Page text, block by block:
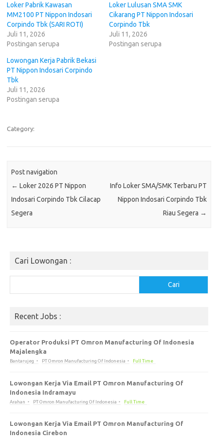
Loker Pabrik Kawasan
MM2100 PT Nippon Indosari
Corpindo Tbk (SARI ROTI)
Juli 11, 2026
Postingan serupa
Loker Lulusan SMA SMK
Cikarang PT Nippon Indosari
Corpindo Tbk
Juli 11, 2026
Postingan serupa
Lowongan Kerja Pabrik Bekasi
PT Nippon Indosari Corpindo
Tbk
Juli 11, 2026
Postingan serupa
Category:
Post navigation
← Loker 2026 PT Nippon
Indosari Corpindo Tbk Cilacap
Segera
Info Loker SMA/SMK Terbaru PT
Nippon Indosari Corpindo Tbk
Riau Segera →
Cari Lowongan :
Cari
Recent Jobs :
Operator Produksi PT Omron Manufacturing Of Indonesia
Majalengka
Bantarujeg PT Omron Manufacturing Of Indonesia Full Time
Lowongan Kerja Via Email PT Omron Manufacturing Of
Indonesia Indramayu
Arahan PT Omron Manufacturing Of Indonesia Full Time
Lowongan Kerja Via Email PT Omron Manufacturing Of
Indonesia Cirebon